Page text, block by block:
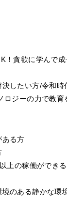
！貪欲に学んで
したい方/令和時
ロジーの力で教育
ある方
上の稼働ができ
境のある静かな環